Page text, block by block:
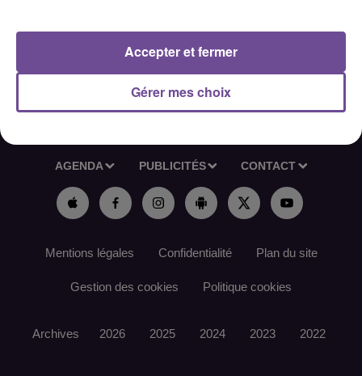
AGENDA PUBLICITÉS CONTACT
Mentions légales Confidentialité Plan du site
Gestion des cookies Politique cookies
Archives 2026 2025 2024 2023 2022
Gérer mes choix
Accepter et fermer